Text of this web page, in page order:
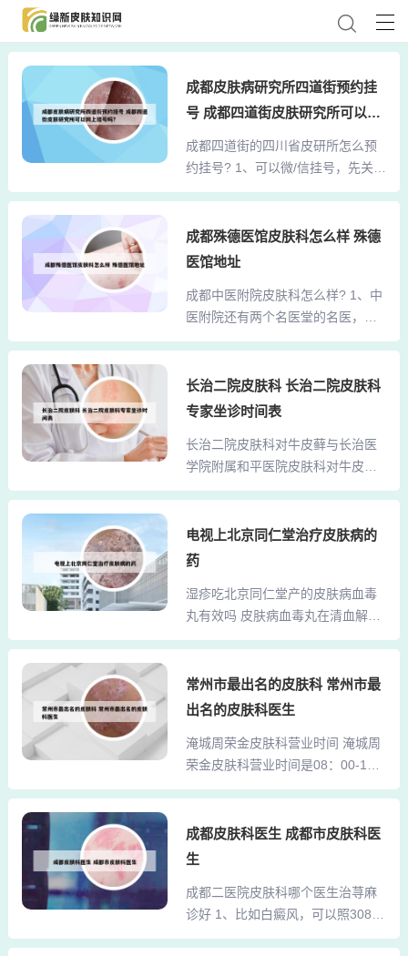
成都皮肤病研究所四道街预约挂
号 成都四道街皮肤研究所可以网
上挂号吗?
成都四道街的四川省皮研所怎么预
约挂号? 1、可以微/信挂号，先关注
“四川省人民医院”（因为皮研所属于
“就医服务”——“按科室挂号”——
“四川省人民医院皮肤病性病研究
2、可以。四川省皮肤病性病研究所
（省皮研所）建于1958年，是集医
疗、预防、科研、教学为一体的省
存：关闭微信应用程序，重新打
开，并清除微信缓存。更换设备或
网络来挂号。成都四道街皮肤医院
的咨询电话...
成都殊德医馆皮肤科怎么样 殊德
医馆地址
成都中医附院皮肤科怎么样? 1、中
医附院还有两个名医堂的名医，皮
肤科的钟以泽和艾儒栗，钟是黄莺
号，效果应该很好，但我没试过
哈，因为太贵了，呵呵。2、中医院
院，但现在很多这类医院已大多用
西医了，里面大多医生都是西医
的，只还有少数的是中医的了， 中
（功能比较齐全）医院。3、垃圾医
生，看病不问病史，主动讲也不
艾儒棣是成都中医药大学附属医院
皮肤科主任医师，擅长治疗...
长治二院皮肤科 长治二院皮肤科
专家坐诊时间表
长治二院皮肤科对牛皮藓与长治医
学院附属和平医院皮肤科对牛皮藓
治疗... 一般来说二院的皮肤科和骨
院差不多。今年初将家人未用完的
“浓复方苯甲酸软膏”（原称“魏氏
旨在滋润皮肤，未料一周后产生奇
效，皮肤无屑、不痒，后购买此药
数盒（每盒售价仅一元多），每日
物分类有多种，维A酸类，比如阿魏
胶囊；还有免疫制剂、甲氨蝶蛉、
等。现在这几年有一些新药出来，
生物抑制剂如阿达木单...
电视上北京同仁堂治疗皮肤病的
药
湿疹吃北京同仁堂产的皮肤病血毒
丸有效吗 皮肤病血毒丸在清血解
毒，消肿止痒方面的效果显著，确
生产的皮肤病血毒丸沿用中国近代
名医施今墨大夫的经验方。该药用
从止痒入手，减少了人为的搔抓，
减少对瘢痕的刺激，使瘢痕逐渐复
原，可取得极好的效果。你好，皮
疗皮肤病或者湿疹过敏反应。但是
也不能长期服用药物 。需要警惕副
最多建议服用6个月。需要医生指导
下服用药物。所以，不建...
常州市最出名的皮肤科 常州市最
出名的皮肤科医生
淹城周荣金皮肤科营业时间 淹城周
荣金皮肤科营业时间是08：00-1
1：00，13：00-17：00。根据查询
肤专科，地址是江苏省常州市武进
区淹城常乐坊2号。化妆品是越用越
不是用的产品越多越好，要选择合
适的产品不过，适合自己皮肤的产
品就可以。2、很多人有这样一个思
成都皮肤科医生 成都市皮肤科医
生
成都二医院皮肤科哪个医生治荨麻
诊好 1、比如白癜风，可以照308准
分子激光，特定波长的激光，有促